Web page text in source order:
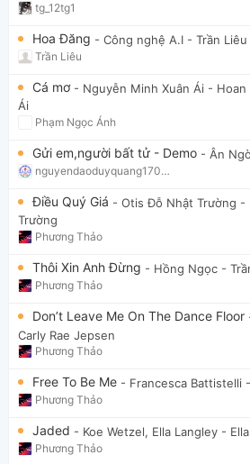
tg_12tg1
Hoa Đăng - Công nghệ A.I - Trần Liêu
Trần Liêu
Cá mơ - Nguyễn Minh Xuân Ái - Hoan
Ái
Phạm Ngọc Ánh
Gửi em,người bất tử - Demo - Ân
nguyendaoduyquang17021
Điều Quý Giá - Otis Đỗ Nhật Trường -
Trường
Phương Thảo
Thôi Xin Anh Đừng - Hồng Ngọc -
Phương Thảo
Don’t Leave Me On The Dance Floor
Carly Rae Jepsen
Phương Thảo
Free To Be Me - Francesca Battistelli
Phương Thảo
Jaded - Koe Wetzel, Ella Langley -
Phương Thảo